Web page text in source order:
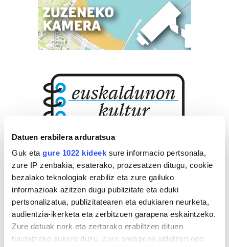
Datuen erabilera arduratsua
Guk eta gure 1022 kideek sure informacio pertsonala,
zure IP zenbakia, esaterako, prozesatzen ditugu, cookie
bezalako teknologiak erabiliz eta zure gailuko
informazioak azitzen dugu publizitate eta eduki
pertsonalizatua, publizitatearen eta edukiaren neurketa,
audientzia-ikerketa eta zerbitzuen garapena eskaintzeko.
Zure datuak nork eta zertarako erabiltzen dituen
hautatzeko aukera duzu. Zure onespena aldatzen edo